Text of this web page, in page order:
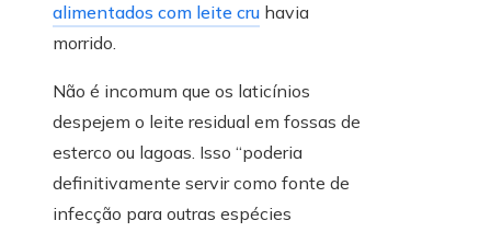
alimentados com leite cru havia
morrido.
Não é incomum que os laticínios
despejem o leite residual em fossas de
esterco ou lagoas. Isso “poderia
definitivamente servir como fonte de
infecção para outras espécies